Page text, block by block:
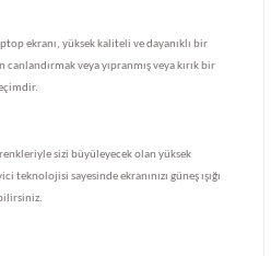
ekranı, yüksek kaliteli ve dayanıklı bir
veya yıpranmış veya kırık bir
sizi büyüleyecek olan yüksek
sayesinde ekranınızı güneş ışığı